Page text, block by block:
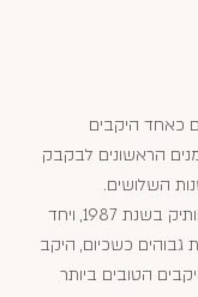
כאחד היקבים
הראשונים לבקבק
השלושים.
אטיין גריבו לקח מאביו את הפיקוד על היקב הוותיק בשנת 1987, ויחד
גבוהים כשכיום, היקב
הטובים ביותר